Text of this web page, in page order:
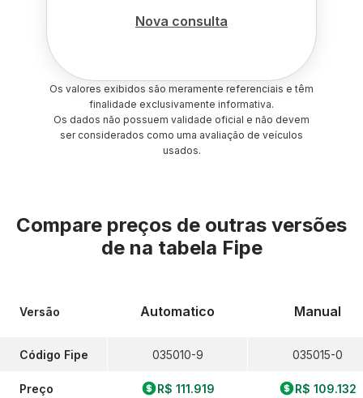
Nova consulta
Os valores exibidos são meramente referenciais e têm
finalidade exclusivamente informativa.
Os dados não possuem validade oficial e não devem
ser considerados como uma avaliação de veículos
usados.
Compare preços de outras versões
de na tabela Fipe
Versão
Código Fipe
Preço
Automatico
035010-9
R$ 111.919
Manual
035015-0
R$ 109.132